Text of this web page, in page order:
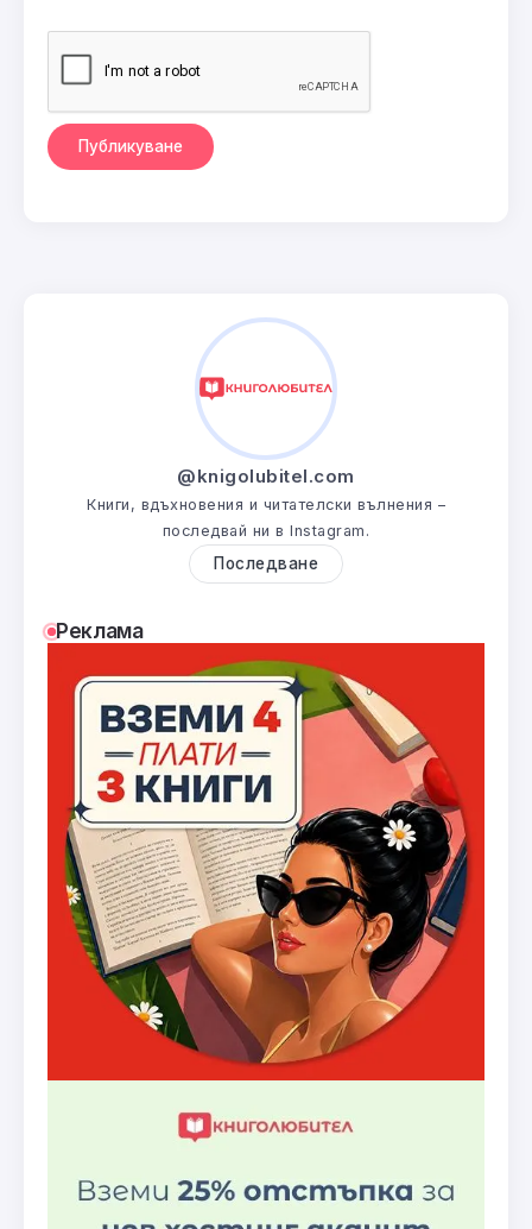
@knigolubitel.com
Книги, вдъхновения и читателски вълнения –
последвай ни в Instagram.
Последване
Реклама